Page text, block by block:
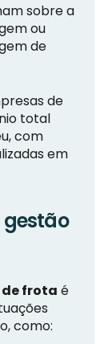
sobre a
ou
de
de
total
com
em
gestão
de frota é
como: